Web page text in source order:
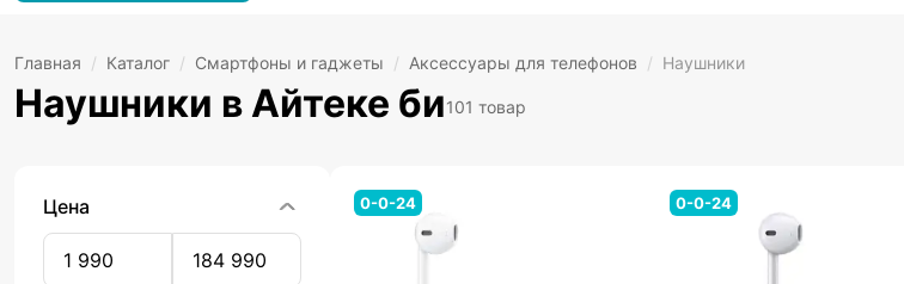
Главная / Каталог / Смартфоны и гаджеты / Аксессуары для телефонов / Наушники
Наушники в Айтеке би101 товар
Цена 0-0-24 0-0-24